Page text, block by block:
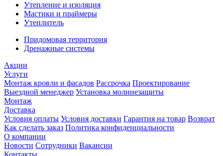
Утепление и изоляция
Мастики и праймеры
Утеплитель
Придомовая территория
Дренажные системы
Акции
Услуги
Монтаж кровли и фасадов Рассрочка Проектирование
Выездной менеджер Установка молниезащиты
Монтаж
Доставка
Условия оплаты Условия доставки Гарантия на товар Возврат
Как сделать заказ Политика конфиденциальности
О компании
Новости Сотрудники Вакансии
Контакты